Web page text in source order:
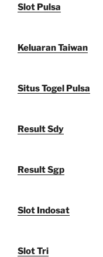
Slot Pulsa
Keluaran Taiwan
Situs Togel Pulsa
Result Sdy
Result Sgp
Slot Indosat
Slot Tri